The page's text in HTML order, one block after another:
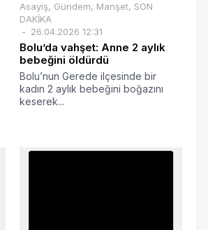
Asayiş, Gündem, Manşet, SON
DAKİKA
26.04.2026 12:31
Bolu’da vahşet: Anne 2 aylık
bebeğini öldürdü
Bolu’nun Gerede ilçesinde bir
kadın 2 aylık bebeğini boğazını
keserek...